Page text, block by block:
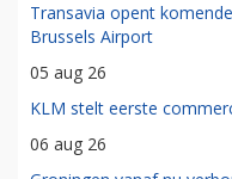
Transavia opent
Brussels Airport
05 aug 26
KLM stelt eerste
06 aug 26